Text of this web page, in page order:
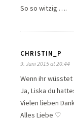
So so witzig ….
CHRISTIN_P
9. Juni 2015 at 20:44
Wenn ihr
Ja, Liska du
Vielen lieben
Alles Liebe ♡